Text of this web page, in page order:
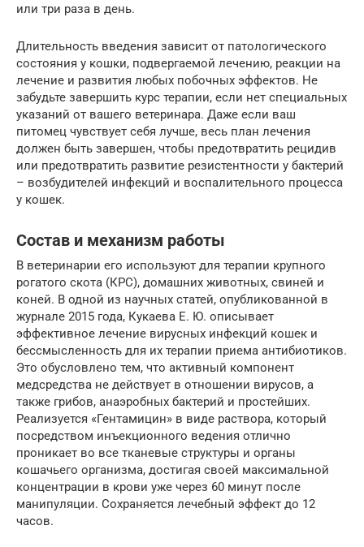
или три раза в день.
Длительность введения зависит от патологического
состояния у кошки, подвергаемой лечению, реакции на
лечение и развития любых побочных эффектов. Не
забудьте завершить курс терапии, если нет специальных
указаний от вашего ветеринара. Даже если ваш
питомец чувствует себя лучше, весь план лечения
должен быть завершен, чтобы предотвратить рецидив
или предотвратить развитие резистентности у бактерий
– возбудителей инфекций и воспалительного процесса
у кошек.
Состав и механизм работы
В ветеринарии его используют для терапии крупного
рогатого скота (КРС), домашних животных, свиней и
коней. В одной из научных статей, опубликованной в
журнале 2015 года, Кукаева Е. Ю. описывает
эффективное лечение вирусных инфекций кошек и
бессмысленность для их терапии приема антибиотиков.
Это обусловлено тем, что активный компонент
медсредства не действует в отношении вирусов, а
также грибов, анаэробных бактерий и простейших.
Реализуется «Гентамицин» в виде раствора, который
посредством инъекционного ведения отлично
проникает во все тканевые структуры и органы
кошачьего организма, достигая своей максимальной
концентрации в крови уже через 60 минут после
манипуляции. Сохраняется лечебный эффект до 12
часов.